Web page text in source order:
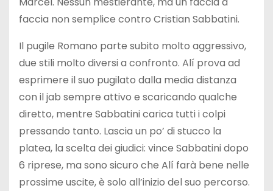
faccia non semplice contro Cristian Sabbatini.
Il pugile Romano parte subito molto aggressivo,
due stili molto diversi a confronto. Alí prova ad
esprimere il suo pugilato dalla media distanza
con il jab sempre attivo e scaricando qualche
diretto, mentre Sabbatini carica tutti i colpi
pressando tanto. Lascia un po’ di stucco la
platea, la scelta dei giudici: vince Sabbatini dopo
6 riprese, ma sono sicuro che Alí farà bene nelle
prossime uscite, è solo all’inizio del suo percorso.